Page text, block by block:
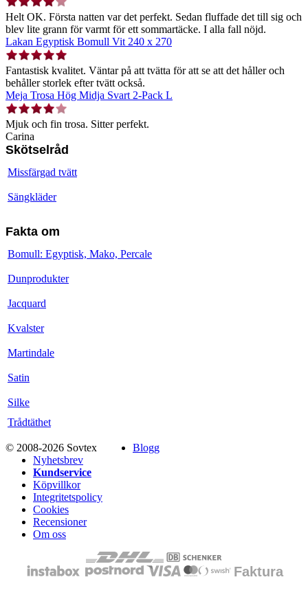
Helt OK. Första natten var det perfekt. Sedan fluffade det till sig och
blev lite grann för varmt för ett sommartäcke. I alla fall nöjd.
Lakan Egyptisk Bomull Vit 240 x 270
Fantastisk kvalitet. Väntar på att tvätta för att se att det håller och
behåller storlek efter tvätt också.
Meja Trosa Hög Midja Svart 2-Pack L
Mjuk och fin trosa. Sitter perfekt.
Carina
Skötselråd
Missfärgad tvätt
Sängkläder
Fakta om
Bomull: Egyptisk, Mako, Percale
Dunprodukter
Jacquard
Kvalster
Martindale
Satin
Silke
Trådtäthet
© 2008-2026 Sovtex
Blogg
Nyhetsbrev
Kundservice
Köpvillkor
Integritetspolicy
Cookies
Recensioner
Om oss